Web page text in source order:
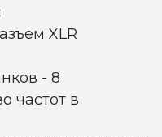
XLR
- 8
частот в